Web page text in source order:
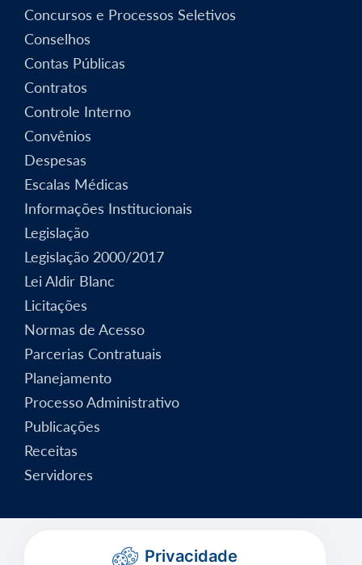
Concursos e Processos Seletivos
Conselhos
Contas Públicas
Contratos
Controle Interno
Convênios
Despesas
Escalas Médicas
Informações Institucionais
Legislação
Legislação 2000/2017
Lei Aldir Blanc
Licitações
Normas de Acesso
Parcerias Contratuais
Planejamento
Processo Administrativo
Publicações
Receitas
Servidores
Privacidade